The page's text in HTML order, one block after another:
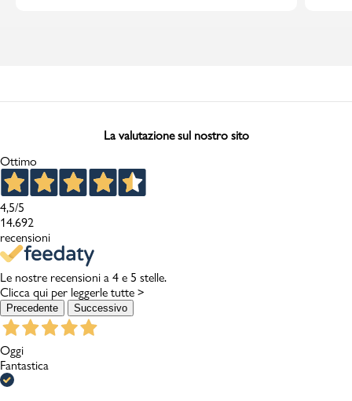
La valutazione sul nostro sito
Ottimo
4,5/5
14.692
recensioni
Le nostre recensioni a 4 e 5 stelle.
Clicca qui per leggerle tutte >
Precedente Successivo
Oggi
Fantastica